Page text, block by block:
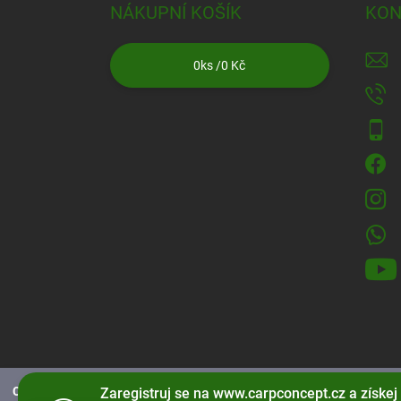
CarpConcept.cz používá soubory cookiespro správné fungování
Zaregistruj se na www.carpconcept.cz a získej
NÁKUPNÍ KOŠÍK
0ks /0 Kč